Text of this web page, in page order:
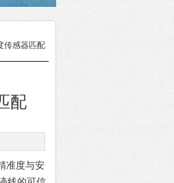
传感器匹配
配
准度与安